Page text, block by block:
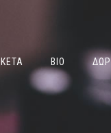
ΒΙΟ